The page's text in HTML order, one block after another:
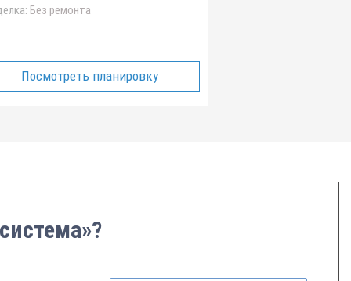
Без ремонта
Посмотреть планировку